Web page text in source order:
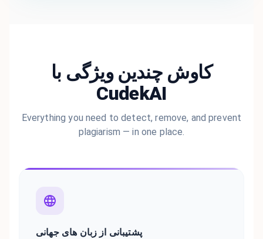
کاوش چندین ویژگی با
CudekAI
Everything you need to detect, remove, and prevent
plagiarism — in one place.
پشتیبانی از زبان های جهانی